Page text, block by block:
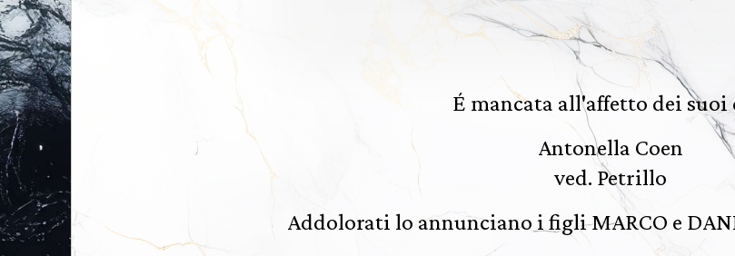
É mancata all'affetto dei suoi
Antonella Coen
ved. Petrillo
Addolorati lo annunciano i figli MARCO e